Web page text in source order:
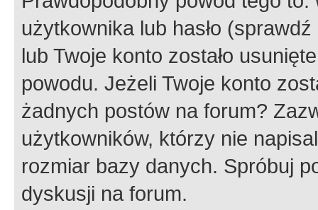
użytkownika lub hasło
lub Twoje konto zostało
powodu. Jeżeli Twoje konto
żadnych postów na forum?
użytkowników, którzy nie
rozmiar bazy danych. Spróbuj
dyskusji na forum.